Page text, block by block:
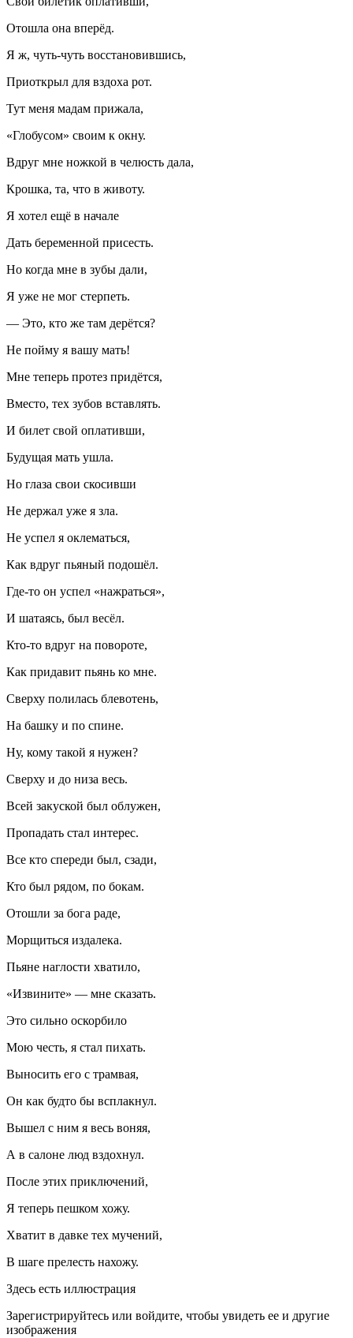
Отошла она вперёд.
Я ж, чуть-чуть восстановившись,
Приоткрыл для вздоха рот.
Тут меня мадам прижала,
«Глобусом» своим к окну.
Вдруг мне ножкой в челюсть дала,
Крошка, та, что в животу.
Я хотел ещё в начале
Дать беременной присесть.
Но когда мне в зубы дали,
Я уже не мог стерпеть.
— Это, кто же там дерётся?
Не пойму я вашу мать!
Мне теперь протез придётся,
Вместо, тех зубов вставлять.
И билет свой оплативши,
Будущая мать ушла.
Но глаза свои скосивши
Не держал уже я зла.
Не успел я оклематься,
Как вдруг пьяный подошёл.
Где-то он успел «нажраться»,
И шатаясь, был весёл.
Кто-то вдруг на повороте,
Как придавит пьянь ко мне.
Сверху полилась блевотень,
На башку и по спине.
Ну, кому такой я нужен?
Сверху и до низа весь.
Всей закуской был облужен,
Пропадать стал интерес.
Все кто спереди был, сзади,
Кто был рядом, по бокам.
Отошли за бога раде,
Морщиться издалека.
Пьяне наглости хватило,
«Извините» — мне сказать.
Это сильно оскорбило
Мою честь, я стал пихать.
Выносить его с трамвая,
Он как будто бы всплакнул.
Вышел с ним я весь воняя,
А в салоне люд вздохнул.
После этих приключений,
Я теперь пешком хожу.
Хватит в давке тех мучений,
В шаге прелесть нахожу.
Здесь есть иллюстрация
Зарегистрируйтесь или войдите, чтобы увидеть ее и другие
изображения